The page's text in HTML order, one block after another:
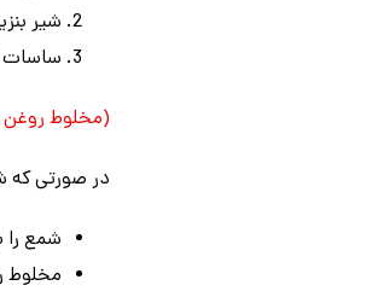
شیر
ساسات
(مخلوط روغن
در صورتی
شمع را
مخلوط